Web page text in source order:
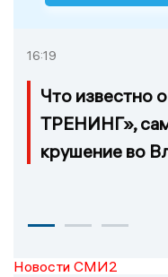
16:19
Что известно
ТРЕНИНГ»,
крушение во
Новости СМИ2